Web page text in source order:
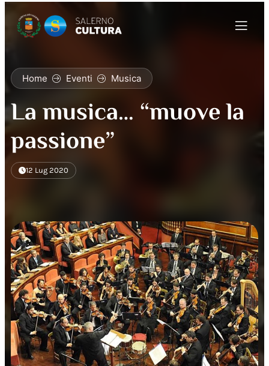
Home Eventi Musica
La musica… “muove la
passione”
12 Lug 2020